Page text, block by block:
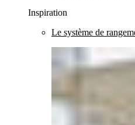
Inspiration
Le système de